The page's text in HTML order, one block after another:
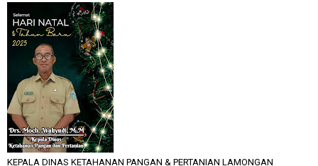
KEPALA DINAS KETAHANAN PANGAN & PERTANIAN LAMONGAN